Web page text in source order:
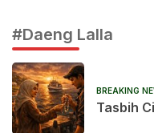
#Daeng Lalla
BREAKING
Tasbih